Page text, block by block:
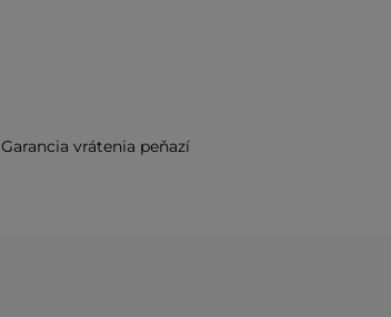
Garancia vrátenia peňazí